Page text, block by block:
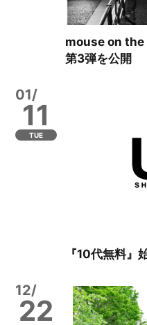
mouse on the
第3弾を公開
01/
11
TUE
『10代無料』
12/
22